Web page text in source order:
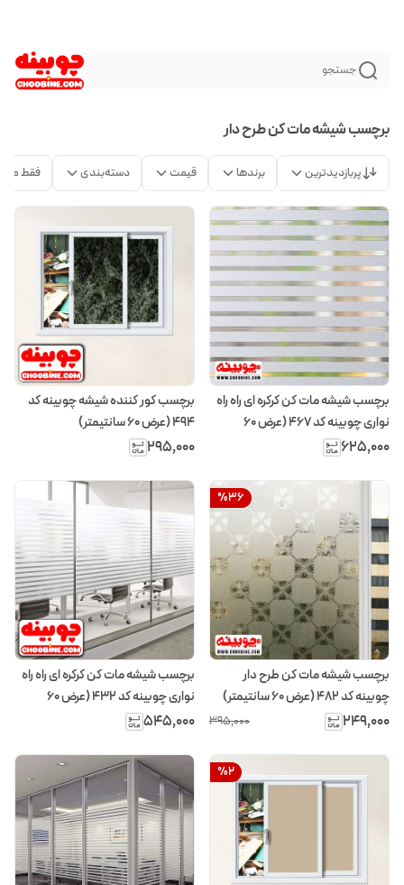
جستجو
برچسب شیشه مات کن طرح دار
پربازدیدترین برندها قیمت دسته‌بندی فقط
برچسب شیشه مات کن کرکره ای راه راه
نواری چوبینه کد 467 (عرض 60
سانتیمتر)
۶۲۵٬۰۰۰
برچسب کور کننده شیشه چوبینه کد
494 (عرض 60 سانتیمتر)
۲۹۵٬۰۰۰
%36
برچسب شیشه مات کن طرح دار
چوبینه کد 482 (عرض 60 سانتیمتر)
۲۴۹٬۰۰۰ ۳۹۵٬۰۰۰
برچسب شیشه مات کن کرکره ای راه راه
نواری چوبینه کد 432 (عرض 60
سانتیمتر)
۵۴۵٬۰۰۰
%2